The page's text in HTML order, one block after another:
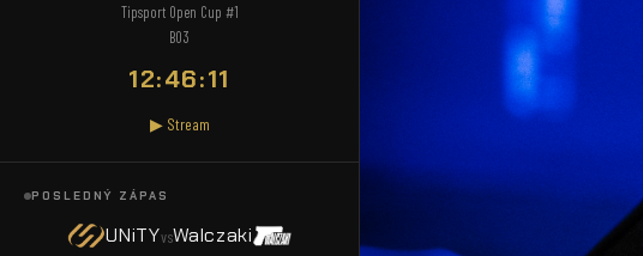
Tipsport Open Cup #1
BO3
12:46:10
▶ Stream
POSLEDNÝ ZÁPAS
UNiTYvsWalczaki